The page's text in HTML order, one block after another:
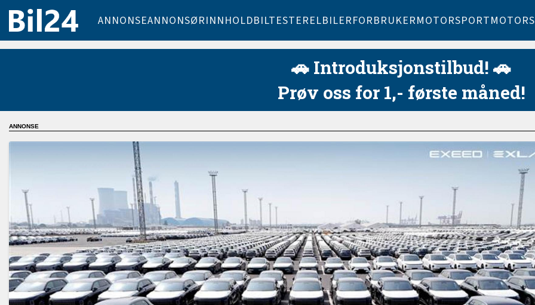
ANNONSEANNONSØRINNHOLDBILTESTERELBILERFORBRUKERMOTORSPORT
🚗 Introduksjonstilbud! 🚗
Prøv oss for 1,- første måned!